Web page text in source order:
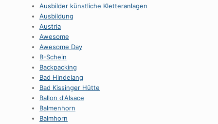
Ausbilder künstliche Kletteranlagen
Ausbildung
Austria
Awesome
Awesome Day
B-Schein
Backpacking
Bad Hindelang
Bad Kissinger Hütte
Ballon d'Alsace
Balmenhorn
Balmhorn